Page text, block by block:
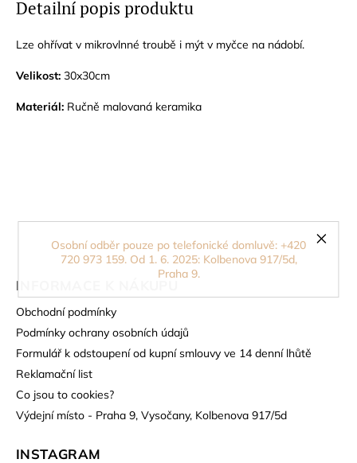
Osobní odběr pouze po telefonické domluvě: +420
720 973 159. Od 1. 6. 2025: Kolbenova 917/5d,
Praha 9.
Detailní popis produktu
Lze ohřívat v mikrovlnné troubě i mýt v myčce na nádobí.
Velikost: 30x30cm
Materiál: Ručně malovaná keramika
INFORMACE K NÁKUPU
Obchodní podmínky
Podmínky ochrany osobních údajů
Formulář k odstoupení od kupní smlouvy ve 14 denní lhůtě
Reklamační list
Co jsou to cookies?
Výdejní místo - Praha 9, Vysočany, Kolbenova 917/5d
INSTAGRAM